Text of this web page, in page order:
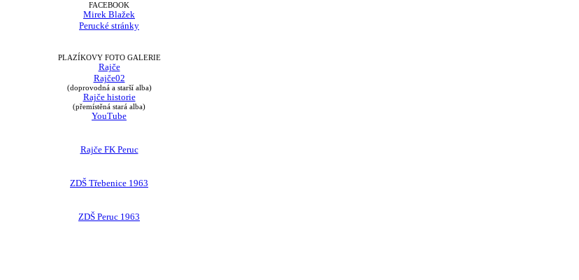
FACEBOOK
Mirek Blažek
Perucké stránky
PLAZÍKOVY FOTO GALERIE
Rajče
Rajče02
(doprovodná a starší alba)
Rajče historie
(přemístěná stará alba)
YouTube
Rajče FK Peruc
ZDŠ Třebenice 1963
ZDŠ Peruc 1963